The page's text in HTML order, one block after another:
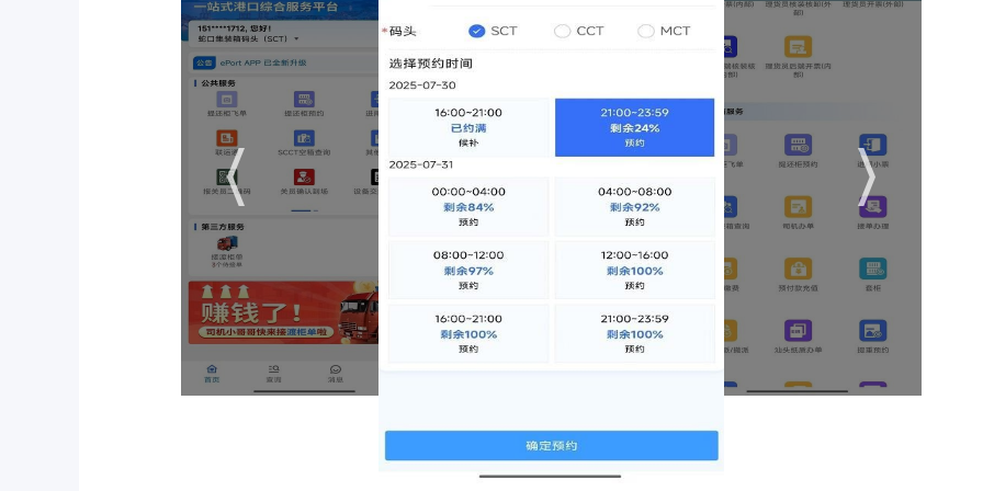
4. 数据互联互通：与报关服务、园区内部系统、船代系统等10余个外部平台实现数据共享，支持“金关二期”对
接，确保报关数据与海关系统实时同步，避免因信息滞后导致的延误。
1. 界面交互升级：采用模块化设计，将核心功能（如提还柜、缴费、查询）置于首页，支持自定义快捷入口，
户操作路径缩短40%。
2. 性能稳定性提升：针对高并发场景优化服务器架构，支持日均10万次以上的业务请求，系统崩溃率从0.5%降
至0.02%，确保24小时稳定运行。
3. 支付安全强化：引入银行级加密技术，支持微信、支付宝、银联等多渠道支付，并增加“电子发票自动生成”功
能，用户缴费后30秒内即可获取合规发票，财务对账效率提升60%。
4. 智能预警系统：通过AI算法分析历史数据，对设备故障、集装箱滞留等风险提前48小时预警，帮助码头运营
提前调配资源，减少非计划性停机时间。